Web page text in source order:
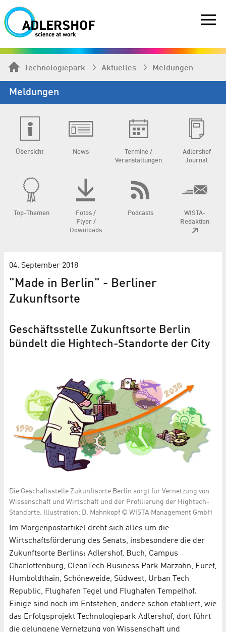
Technologiepark Aktuelles Meldungen
Meldungen
Übersicht News
Termine /
Veranstaltungen
Adlershof
Journal
Top-Themen
Fotos /
Flyer /
Downloads
Podcasts
WISTA-
Redaktion
04. September 2018
"Made in Berlin" - Berliner
Zukunftsorte
Geschäftsstelle Zukunftsorte Berlin
bündelt die Hightech-Standorte der City
Die Geschäftsstelle Zukunftsorte Berlin sorgt für Vernetzung von
Wissenschaft und Wirtschaft und der Profilierung der Hightech-
Standorte. Illustration: D. Mahnkopf © WISTA Management GmbH
Im Morgenpostartikel dreht sich alles um die
Wirtschaftsförderung des Senats, insbesondere die der
Zukunftsorte Berlins: Adlershof, Buch, Campus
Charlottenburg, CleanTech Business Park Marzahn, Euref,
Humboldthain, Schöneweide, Südwest, Urban Tech
Republic, Flughafen Tegel und Flughafen Tempelhof.
Einige sind noch im Entstehen, andere schon etabliert, wie
das Erfolgsprojekt Technologiepark Adlershof, dort führt
die gelungene Vernetzung von Wissenschaft und